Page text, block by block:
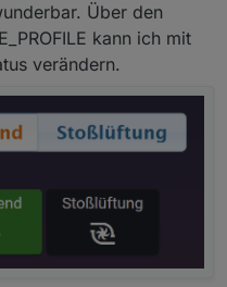
Über den
kann ich mit
verändern.